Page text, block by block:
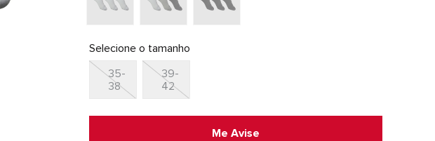
Selecione o tamanho
35-
38
39-
42
Me Avise